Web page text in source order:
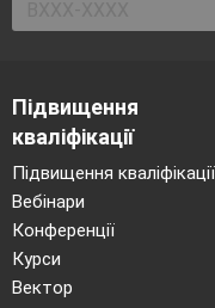
Підвищення
кваліфікації
Підвищення кваліфікації
Вебінари
Конференції
Курси
Вектор